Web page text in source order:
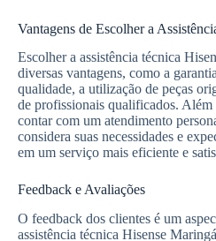
Vantagens de Escolher a
Escolher a assistência técnica
diversas vantagens, como a
qualidade, a utilização de peças
de profissionais qualificados.
contar com um atendimento
considera suas necessidades e
em um serviço mais eficiente e
Feedback e Avaliações
O feedback dos clientes é um
assistência técnica Hisense